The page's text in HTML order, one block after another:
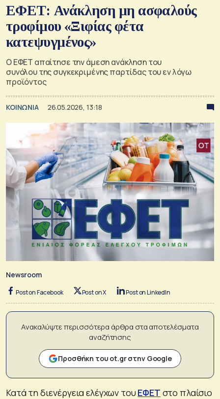
ΕΦΕΤ: Ανάκληση μη ασφαλούς
τροφίμου «Ξιφίας φέτα
κατεψυγμένος»
Ο ΕΦΕΤ απαίτησε την άμεση ανάκληση του
συνόλου της συγκεκριμένης παρτίδας του εν λόγω
προϊόντος
ΚΟΙΝΩΝΙΑ 26.05.2026, 13:18
Newsroom
Post on Facebook Post on X Post on LinkedIn
Ανακαλύψτε περισσότερα άρθρα στα αποτελέσματα
αναζήτησης
Προσθήκη του ot.gr στην Google
Κατά τη διενέργεια ελέγχων τουΕΦΕΤ στο πλαίσιο